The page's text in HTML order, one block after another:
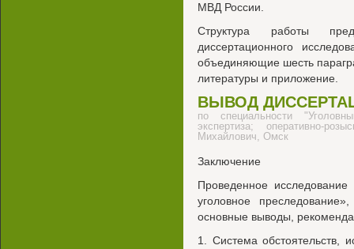
МВД России.
Структура работы
диссертационного
объединяющие шесть
литературы и приложение.
ВЫВОД
по специальности
экспертиза; оперативно-
Михайлович, Омск
Заключение
Проведенное
уголовное
основные выводы,
1. Система обстоятельств,